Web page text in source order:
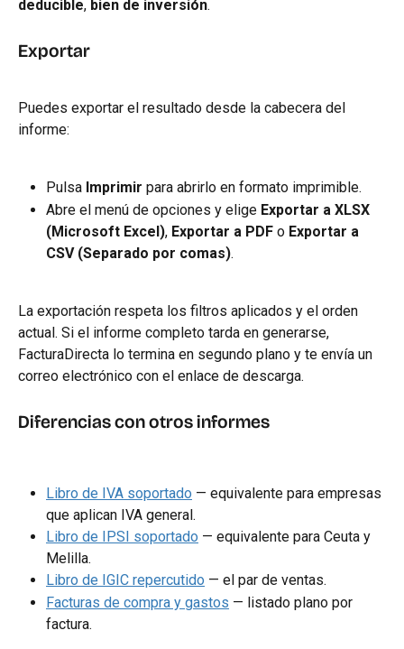
deducible, bien de inversión.
Exportar
Puedes exportar el resultado desde la cabecera del
informe:
Pulsa Imprimir para abrirlo en formato imprimible.
Abre el menú de opciones y elige Exportar a XLSX
(Microsoft Excel), Exportar a PDF o Exportar a
CSV (Separado por comas).
La exportación respeta los filtros aplicados y el orden
actual. Si el informe completo tarda en generarse,
FacturaDirecta lo termina en segundo plano y te envía un
correo electrónico con el enlace de descarga.
Diferencias con otros informes
Libro de IVA soportado — equivalente para empresas
que aplican IVA general.
Libro de IPSI soportado — equivalente para Ceuta y
Melilla.
Libro de IGIC repercutido — el par de ventas.
Facturas de compra y gastos — listado plano por
factura.